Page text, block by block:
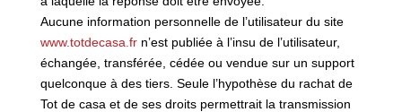
Aucune information personnelle de l’utilisateur du site
www.totdecasa.frn’est publiée à l’insu de l’utilisateur,
échangée, transférée, cédée ou vendue sur un support
quelconque à des tiers. Seule l’hypothèse du rachat de
Tot de casa et de ses droits permettrait la transmission